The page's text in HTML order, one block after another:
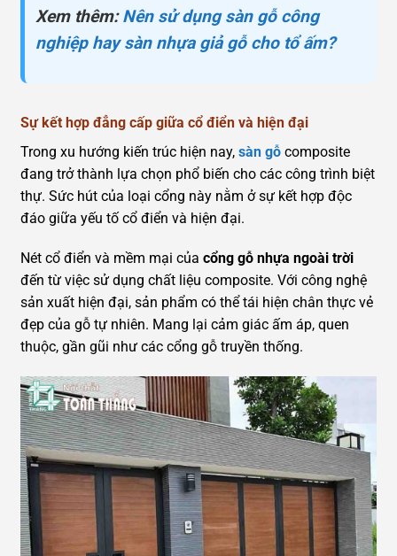
Xem thêm:Nên sử dụng sàn gỗ công
nghiệp hay sàn nhựa giả gỗ cho tổ ấm?
Sự kết hợp đẳng cấp giữa cổ điển và hiện đại
Trong xu hướng kiến trúc hiện nay, sàn gỗ composite
đang trở thành lựa chọn phổ biến cho các công trình biệt
thự. Sức hút của loại cổng này nằm ở sự kết hợp độc
đáo giữa yếu tố cổ điển và hiện đại.
Nét cổ điển và mềm mại của cổng gỗ nhựa ngoài trời
đến từ việc sử dụng chất liệu composite. Với công nghệ
sản xuất hiện đại, sản phẩm có thể tái hiện chân thực vẻ
đẹp của gỗ tự nhiên. Mang lại cảm giác ấm áp, quen
thuộc, gần gũi như các cổng gỗ truyền thống.